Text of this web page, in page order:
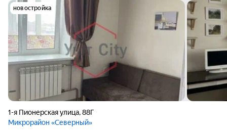
новостройка
1-я Пионерская улица,88Г
Микрорайон «Северный»